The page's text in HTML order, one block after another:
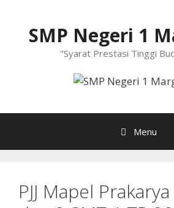
SMP Negeri 1
"Syarat Prestasi Tinggi
Menu
PJJ Mapel